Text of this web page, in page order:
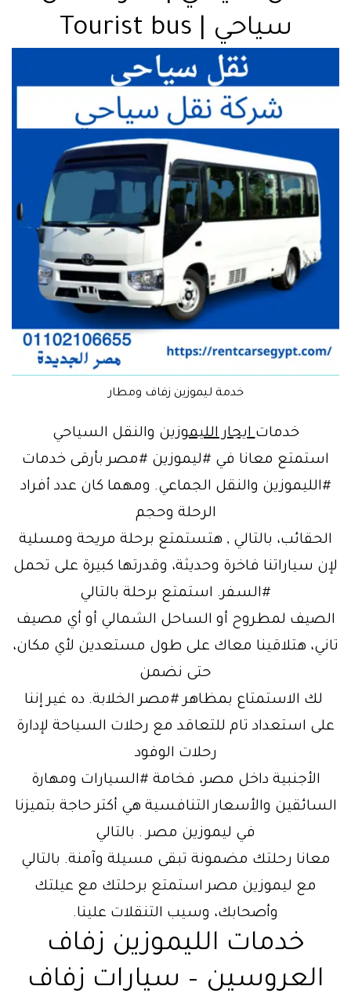
سياحي | Tourist bus
خدمة ليموزين زفاف ومطار
خدماتايجار الليموزين والنقل السياحي
استمتع معانا في #ليموزين #مصر بأرقى خدمات
#الليموزين والنقل الجماعي. ومهما كان عدد أفراد
الرحلة وحجم
الحقائب، بالتالي , هتستمتع برحلة مريحة ومسلية
لإن سياراتنا فاخرة وحديثة، وقدرتها كبيرة على تحمل
#السفر. استمتع برحلة بالتالي
الصيف لمطروح أو الساحل الشمالي أو أي مصيف
تاني، هتلاقينا معاك على طول مستعدين لأي مكان،
حتى نضمن
لك الاستمتاع بمظاهر #مصر الخلابة. ده غير إننا
على استعداد تام للتعاقد مع رحلات السياحة لإدارة
رحلات الوفود
الأجنبية داخل مصر، فخامة #السيارات ومهارة
السائقين والأسعار التنافسية هي أكتر حاجة بتميزنا
في ليموزين مصر . بالتالي
معانا رحلتك مضمونة تبقى مسيلة وآمنة. بالتالي
مع ليموزين مصر استمتع برحلتك مع عيلتك
وأصحابك، وسيب التنقلات علينا.
خدمات الليموزين زفاف
العروسين – سيارات زفاف